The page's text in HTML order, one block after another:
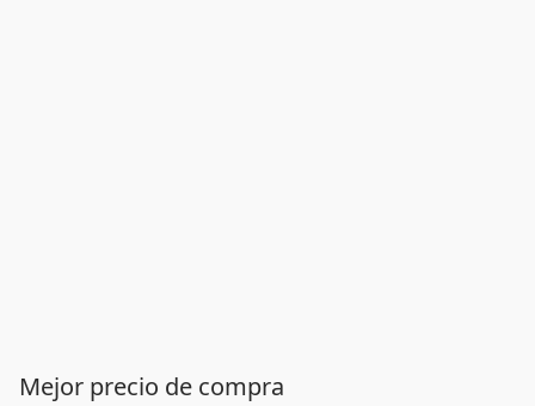
Mejor precio de compra